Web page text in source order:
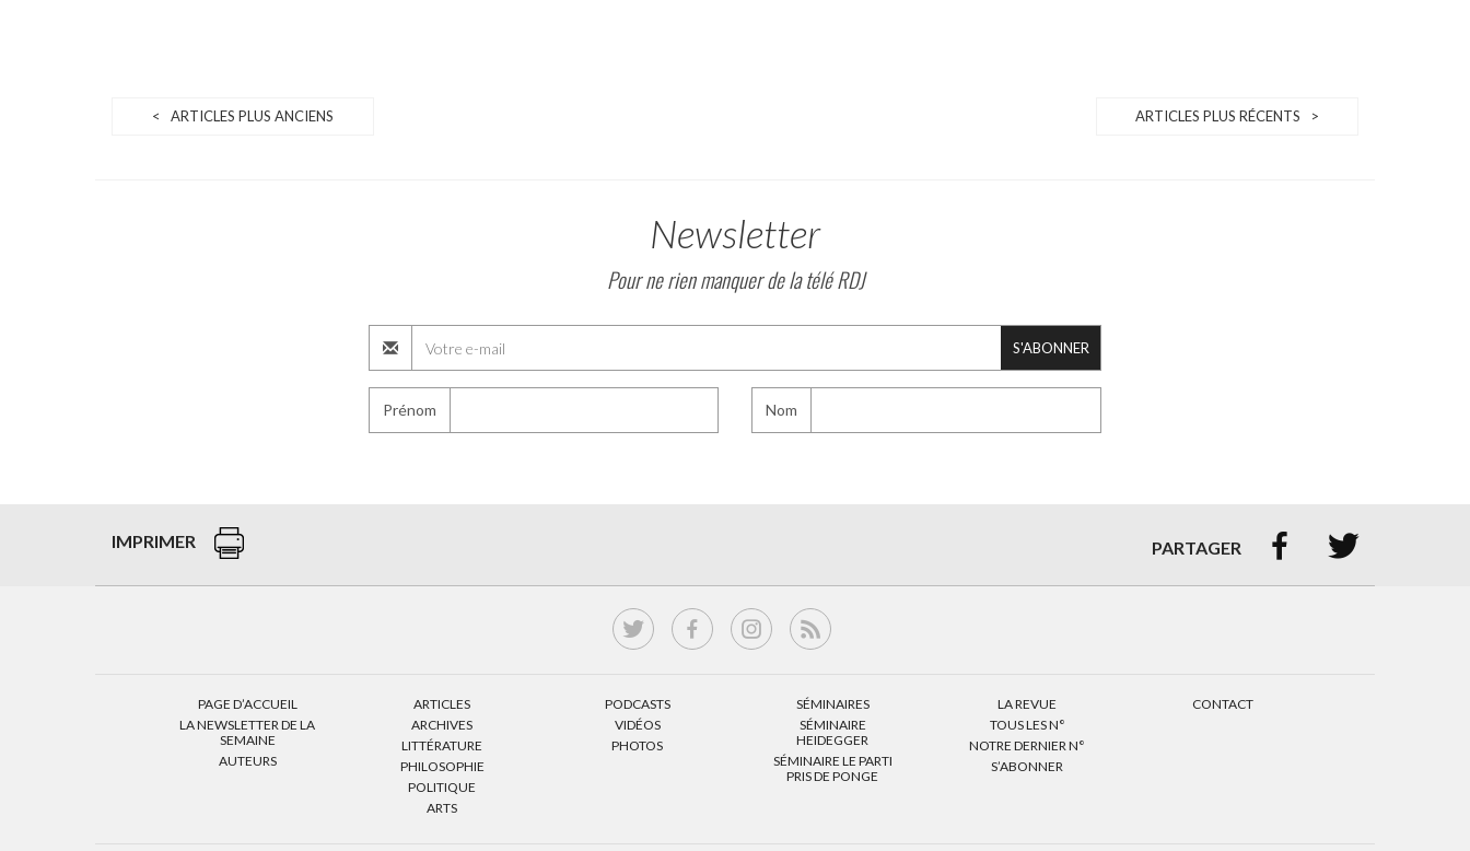
< ARTICLES PLUS ANCIENS ARTICLES PLUS RÉCENTS >
Newsletter
Pour ne rien manquer de la télé RDJ
S'ABONNER
Prénom Nom
IMPRIMER PARTAGER  
PAGE D’ACCUEIL
LA NEWSLETTER DE LA
SEMAINE
AUTEURS
ARTICLES
ARCHIVES
LITTÉRATURE
PHILOSOPHIE
POLITIQUE
ARTS
PODCASTS
VIDÉOS
PHOTOS
SÉMINAIRES
SÉMINAIRE
HEIDEGGER
SÉMINAIRE LE PARTI
PRIS DE PONGE
LA REVUE
TOUS LES N°
NOTRE DERNIER N°
S’ABONNER
CONTACT